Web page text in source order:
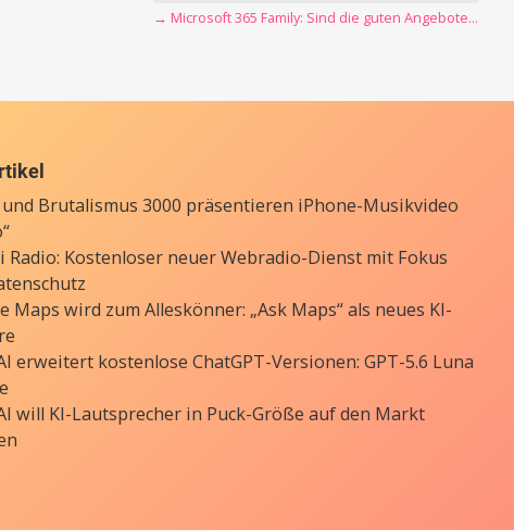
→ Microsoft 365 Family: Sind die guten Angebote vorbei?
Brutalismus 3000 präsentieren iPhone-Musikvideo
Radio: Kostenloser neuer Webradio-Dienst mit Fokus
Maps wird zum Alleskönner: „Ask Maps“ als neues KI-
erweitert kostenlose ChatGPT-Versionen: GPT-5.6 Luna
will KI-Lautsprecher in Puck-Größe auf den Markt